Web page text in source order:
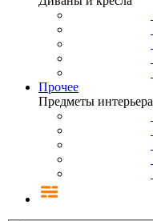
Прочее
Предметы интерьера